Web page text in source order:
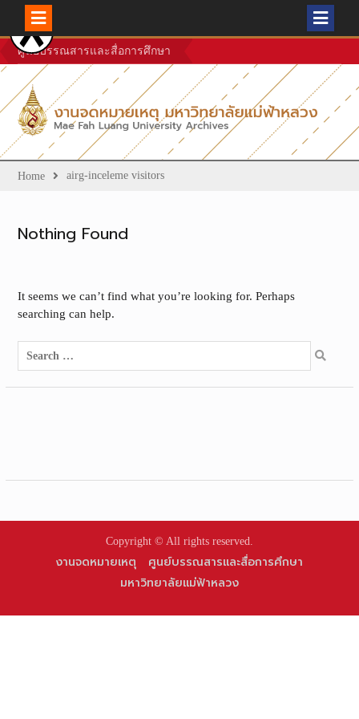
Skip
to
content
ศูนย์บรรณสารและสื่อการศึกษา
Home airg-inceleme visitors
Nothing Found
It seems we can’t find what you’re looking for. Perhaps
searching can help.
Search
for:
Copyright © All rights reserved.
งานจดหมายเหตุ
ศูนย์บรรณสารและสื่อการศึกษา
มหาวิทยาลัยแม่ฟ้าหลวง